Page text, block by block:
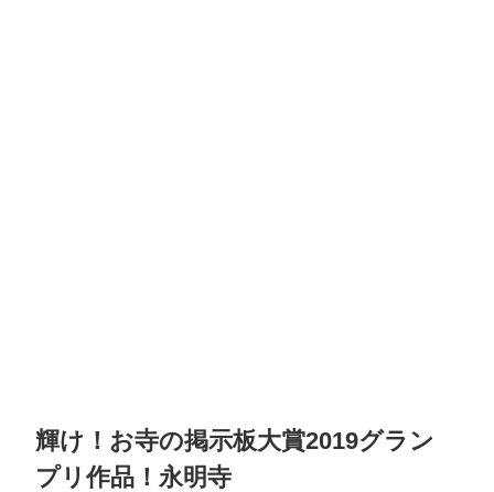
輝け！お寺の掲示板大賞2019グラン
プリ作品！永明寺